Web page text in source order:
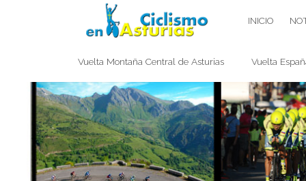
CICLISMO EN ASTURIAS INICIO
Vuelta Montaña Central de Asturias Vuelta